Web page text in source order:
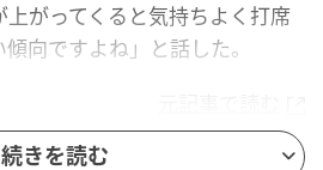
がってくると気持ちよく打席
向ですよね」と話した。
続きを読む